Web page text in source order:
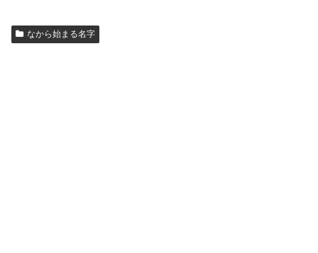
なから始まる名字